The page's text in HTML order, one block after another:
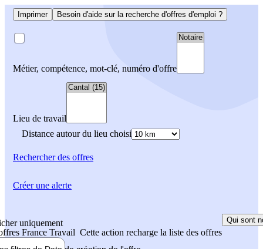
Imprimer Besoin d'aide sur la recherche d'offres d'emploi ?
Métier, compétence, mot-clé, numéro d'offre
Lieu de travail
Distance autour du lieu choisi
Rechercherdes offres
uniquement
France Travail Cette action recharge la liste des offres
Qui sont
Créer une alerte